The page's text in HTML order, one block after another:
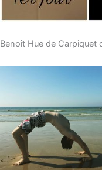
Benoît Hue de Carpiquet